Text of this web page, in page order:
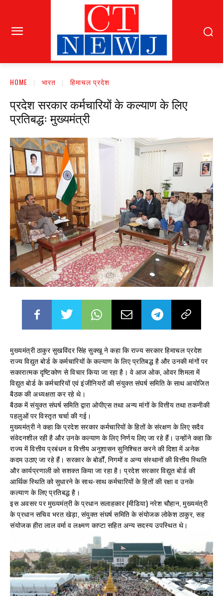
HOME भारत हिमाचल प्रदेश
प्रदेश सरकार कर्मचारियों के कल्याण के लिए
प्रतिबद्धः मुख्यमंत्री
मुख्यमंत्री ठाकुर सुखविंदर सिंह सुक्खू ने कहा कि राज्य सरकार हिमाचल प्रदेश
राज्य विद्युत बोर्ड के कर्मचारियों के कल्याण के लिए प्रतिबद्ध है और उनकी मांगों पर
सकारात्मक दृष्टिकोण से विचार किया जा रहा है। वे आज ओक, ओवर शिमला में
विद्युत बोर्ड के कर्मचारियों एवं इंजीनियरों की संयुक्त संघर्ष समिति के साथ आयोजित
बैठक की अध्यक्षता कर रहे थे।
बैठक में संयुक्त संघर्ष समिति द्वारा ओपीएस तथा अन्य मांगों के वित्तीय तथा तकनीकी
पहलुओं पर विस्तृत चर्चा की गई।
मुख्यमंत्री ने कहा कि प्रदेश सरकार कर्मचारियों के हितों के संरक्षण के लिए सदैव
संवेदनशील रही है और उनके कल्याण के लिए निर्णय लिए जा रहे हैं। उन्होंने कहा कि
राज्य में वित्तीय प्रबंधन व वित्तीय अनुशासन सुनिश्चित करने की दिशा में अनेक
कदम उठाए जा रहे हैं। सरकार के बोर्डों, निगमों व अन्य संस्थानों की वित्तीय स्थिति
और कार्यप्रणाली को सशक्त किया जा रहा है। प्रदेश सरकार विद्युत बोर्ड की
आर्थिक स्थिति को सुधारने के साथ-साथ कर्मचारियों के हितों की रक्षा व उनके
कल्याण के लिए प्रतिबद्ध है।
इस अवसर पर मुख्यमंत्री के प्रधान सलाहकार (मीडिया) नरेश चौहान, मुख्यमंत्री
के प्रधान सचिव भरत खेड़ा, संयुक्त संघर्ष समिति के संयोजक लोकेश ठाकुर, सह
संयोजक हीरा लाल वर्मा व लक्ष्मण काप्टा सहित अन्य सदस्य उपस्थित थे।